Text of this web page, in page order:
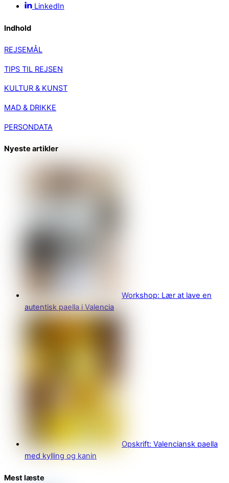
LinkedIn
Indhold
REJSEMÅL
TIPS TIL REJSEN
KULTUR & KUNST
MAD & DRIKKE
PERSONDATA
Nyeste artikler
Workshop: Lær at lave en
autentisk paella i Valencia
Opskrift: Valenciansk paella
med kylling og kanin
Mest læste